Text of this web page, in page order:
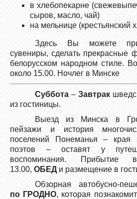
в хлебопекарне
сыров, масло, чай)
на мельнице (крестьянский
Здесь Вы можете
сувениры, сделать прекрасные
белорусском народном стиле.
около 15.00. Ночлег в Минске
Суббота – Завтрак
из гостиницы.
Выезд из Минска в
пейзажи и история
поселений Понеманья – края
поэтов – оставят у
воспоминания.
13.00, ОБЕД и размещение в
Обзорная автобусно-
по ГРОДНО, которая